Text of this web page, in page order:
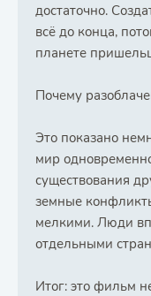
достаточно.
всё до конца,
планете
Почему
Это показано
мир
существования
земные
мелкими. Люди
отдельными
Итог: это фильм